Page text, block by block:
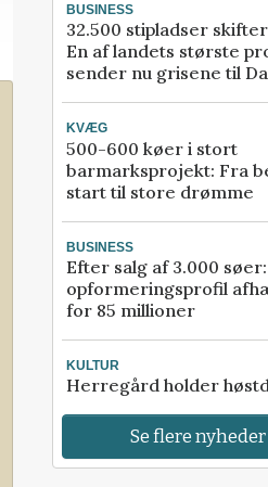
BUSINESS
32.500 stipladser
En af landets største
sender nu grisene til
KVÆG
500-600 køer i stort
barmarksprojekt: Fra
start til store drømme
BUSINESS
Efter salg af 3.000
opformeringsprofil
for 85 millioner
KULTUR
Herregård holder
Se flere